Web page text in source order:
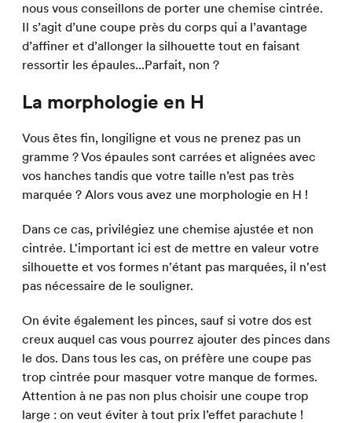
nous vous conseillons de porter une chemise cintrée.
Il s’agit d’une coupe près du corps qui a l’avantage
d’affiner et d’allonger la silhouette tout en faisant
ressortir les épaules...Parfait, non ?
La morphologie en H
Vous êtes fin, longiligne et vous ne prenez pas un
gramme ? Vos épaules sont carrées et alignées avec
vos hanches tandis que votre taille n’est pas très
marquée ? Alors vous avez une morphologie en H !
Dans ce cas, privilégiez une chemise ajustée et non
cintrée. L'important ici est de mettre en valeur votre
silhouette et vos formes n'étant pas marquées, il n'est
pas nécessaire de le souligner.
On évite également les pinces, sauf si votre dos est
creux auquel cas vous pourrez ajouter des pinces dans
le dos. Dans tous les cas, on préfère une coupe pas
trop cintrée pour masquer votre manque de formes.
Attention à ne pas non plus choisir une coupe trop
large : on veut éviter à tout prix l’effet parachute !